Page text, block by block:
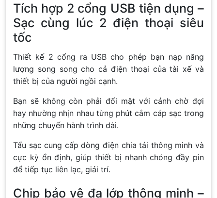
Tích hợp 2 cổng USB tiện dụng –
Sạc cùng lúc 2 điện thoại siêu
tốc
Thiết kế 2 cổng ra USB cho phép bạn nạp năng
lượng song song cho cả điện thoại của tài xế và
thiết bị của người ngồi cạnh.
Bạn sẽ không còn phải đối mặt với cảnh chờ đợi
hay nhường nhịn nhau từng phút cắm cáp sạc trong
những chuyến hành trình dài.
Tẩu sạc cung cấp dòng điện chia tải thông minh và
cực kỳ ổn định, giúp thiết bị nhanh chóng đầy pin
để tiếp tục liên lạc, giải trí.
Chip bảo vệ đa lớp thông minh –